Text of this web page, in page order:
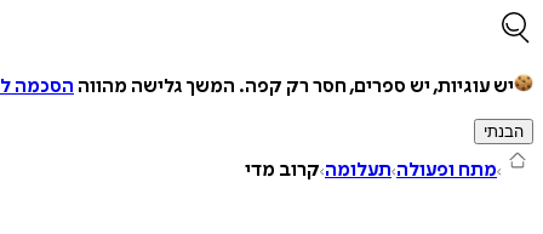
יש עוגיות, יש ספרים, חסר רק קפה. המשך גלישה מהווה הסכמה
הבנתי
מתח ופעולה תעלומה קרוב מדי